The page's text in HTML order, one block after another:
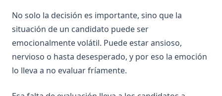
No solo la decisión es importante, sino que la
situación de un candidato puede ser
emocionalmente volátil. Puede estar ansioso,
nervioso o hasta desesperado, y por eso la emoción
lo lleva a no evaluar fríamente.